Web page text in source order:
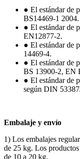
● El estándar de
BS14469-1 2004.
● El estándar de
EN12877-2.
● El estándar de
14469-4.
● El estándar de
BS 13900-2, EN
● El estándar de
según DIN
Embalaje y envío
1) Los embalajes
de 25 kg. Los productos
de 10 a 20 kg.